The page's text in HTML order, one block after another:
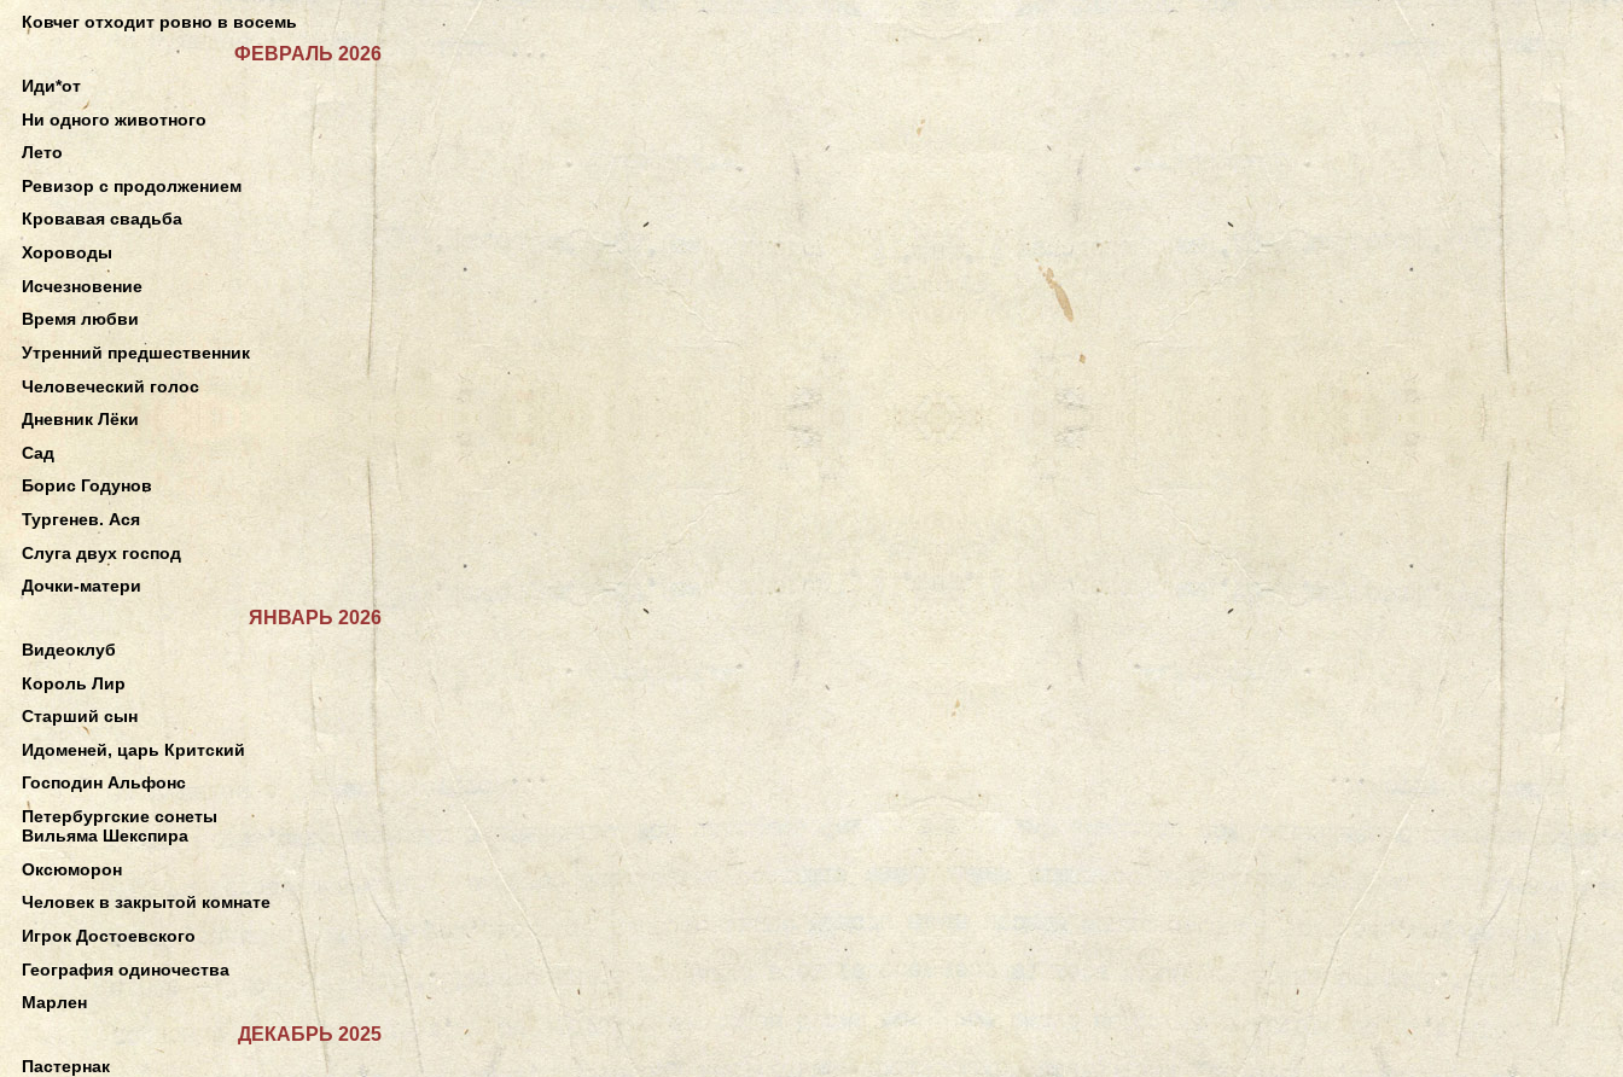
Ковчег отходит ровно в восемь
ФЕВРАЛЬ 2026
Иди*от
Ни одного животного
Лето
Ревизор с продолжением
Кровавая свадьба
Хороводы
Исчезновение
Время любви
Утренний предшественник
Человеческий голос
Дневник Лёки
Сад
Борис Годунов
Тургенев. Ася
Слуга двух господ
Дочки-матери
ЯНВАРЬ 2026
Видеоклуб
Король Лир
Старший сын
Идоменей, царь Критский
Господин Альфонс
Петербургские сонеты
Вильяма Шекспира
Оксюморон
Человек в закрытой комнате
Игрок Достоевского
География одиночества
Марлен
ДЕКАБРЬ 2025
Пастернак